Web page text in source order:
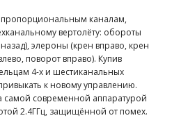
пропорциональным каналам,
вертолёту: обороты
элероны (крен вправо, крен
поворот вправо). Купив
4-х и шестиканальных
к новому управлению.
самой современной аппаратурой
2.4ГГц, защищённой от помех.